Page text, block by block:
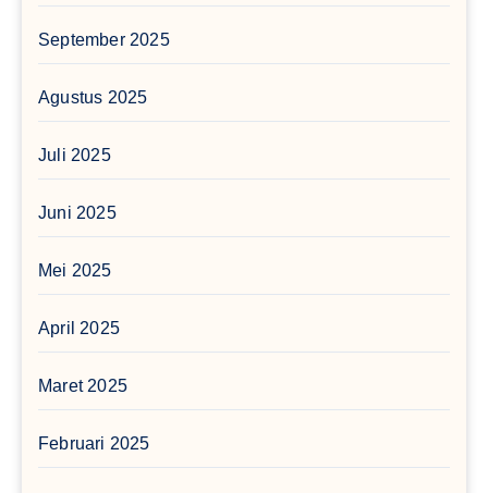
September 2025
Agustus 2025
Juli 2025
Juni 2025
Mei 2025
April 2025
Maret 2025
Februari 2025